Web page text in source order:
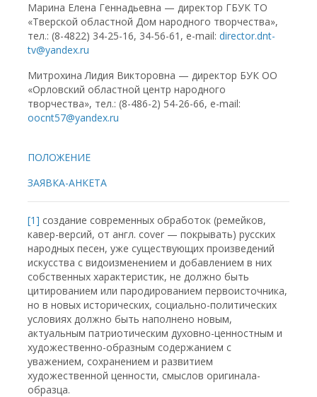
Марина Елена Геннадьевна — директор ГБУК ТО
«Тверской областной Дом народного творчества»,
тел.: (8-4822) 34-25-16, 34-56-61, e-mail:director.dnt-
tv@yandex.ru
Митрохина Лидия Викторовна — директор БУК ОО
«Орловский областной центр народного
творчества», тел.: (8-486-2) 54-26-66, e-mail:
oocnt57@yandex.ru
ПОЛОЖЕНИЕ
ЗАЯВКА-АНКЕТА
[1] создание современных обработок (ремейков,
кавер-версий, от англ. cover — покрывать) русских
народных песен, уже существующих произведений
искусства с видоизменением и добавлением в них
собственных характеристик, не должно быть
цитированием или пародированием первоисточника,
но в новых исторических, социально-политических
условиях должно быть наполнено новым,
актуальным патриотическим духовно-ценностным и
художественно-образным содержанием с
уважением, сохранением и развитием
художественной ценности, смыслов оригинала-
образца.